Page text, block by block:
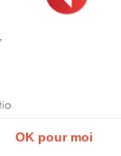
OK pour moi